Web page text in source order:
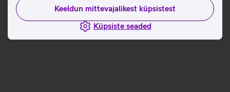
Keeldun mittevajalikest küpsistest
Küpsiste seaded